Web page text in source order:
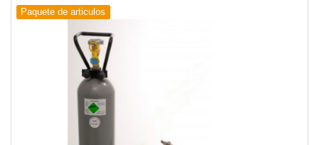
Paquete de articulos